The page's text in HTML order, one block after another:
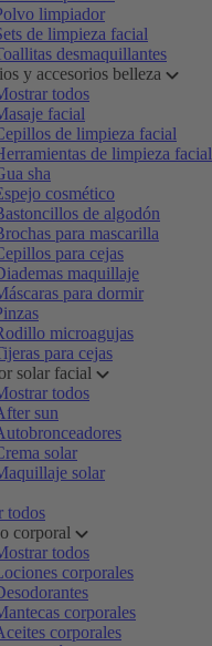
limpiador
de limpieza facial
desmaquillantes
y accesorios belleza
todos
facial
de limpieza facial
de limpieza facial
sha
cosmético
de algodón
para mascarilla
para cejas
maquillaje
para dormir
microagujas
para cejas
solar facial
todos
sun
solar
solar
todos
corporal
todos
corporales
corporales
corporales